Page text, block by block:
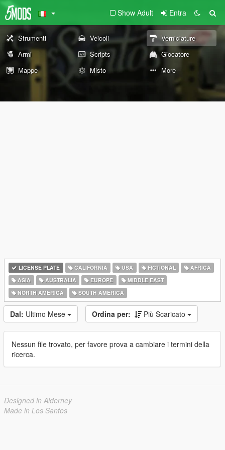
Show Adult Entra
Strumenti Veicoli
Verniciature
Armi
Scripts
Giocatore
Mappe
Misto More
LICENSE PLATE CALIFORNIA USA FICTIONAL
AFRICA
ASIA
AUSTRALIA EUROPE
MIDDLE EAST
NORTH AMERICA
SOUTH AMERICA
Dal: Ultimo Mese Ordina per: Più Scaricato
Nessun file trovato, per favore prova a cambiare i termini della
ricerca.
Designed in Alderney
Made in Los Santos